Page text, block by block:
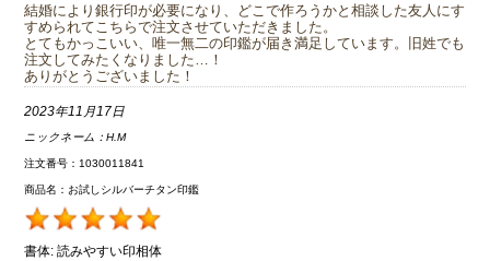
結婚により銀行印が必要になり、どこで作ろうかと相談した友人にす
すめられてこちらで注文させていただきました。
とてもかっこいい、唯一無二の印鑑が届き満足しています。旧姓でも
注文してみたくなりました…！
ありがとうございました！
2023年11月17日
ニックネーム：H.M
注文番号：1030011841
商品名：お試しシルバーチタン印鑑
書体: 読みやすい印相体